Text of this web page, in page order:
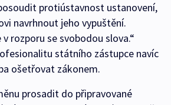
protiústavnost ustanovení,
navrhnout jeho vypuštění.
rozporu se svobodou slova.“
státního zástupce navíc
ošetřovat zákonem.
prosadit do připravované